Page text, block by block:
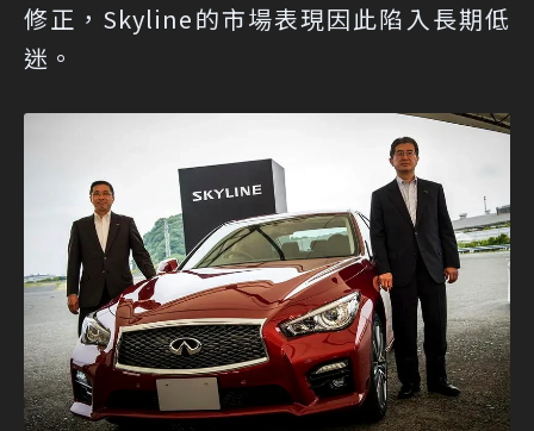
修正，Skyline的市場表現因此陷入長期低
迷。